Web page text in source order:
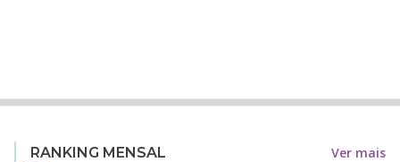
RANKING MENSAL Ver mais